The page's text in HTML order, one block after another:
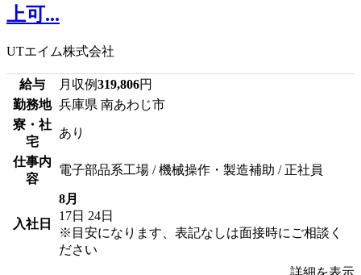
上可...
UTエイム株式会社
給与 月収例319,806円
勤務地 兵庫県 南あわじ市
寮・社
宅
あり
仕事内
容
電子部品系工場 / 機械操作・製造補助 / 正社員
入社日
8月
17日 24日
※目安になります、表記なしは面接時にご相談く
ださい
詳細を表示